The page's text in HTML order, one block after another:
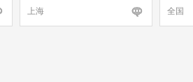
上海
全国